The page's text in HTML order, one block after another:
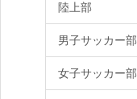
陸上部
男子サッカー部
女子サッカー部